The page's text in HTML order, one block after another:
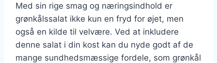
Med sin rige smag og næringsindhold er
grønkålssalat ikke kun en fryd for øjet, men
også en kilde til velvære. Ved at inkludere
denne salat i din kost kan du nyde godt af de
mange sundhedsmæssige fordele, som grønkål